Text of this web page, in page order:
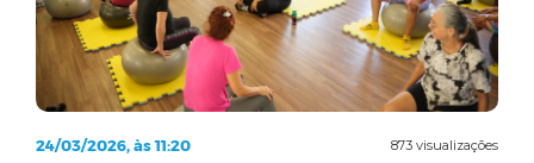
873 visualizações
24/03/2026, às 11:20